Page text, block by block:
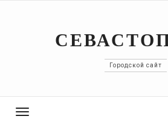
Городской сайт
Toggle